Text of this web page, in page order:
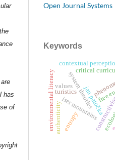
has
of
Open Journal Systems
Keywords
jan patočka
critical
system theories
contextual
iser mountains
turistics
environmental literacyauthenticity entropy
free
values